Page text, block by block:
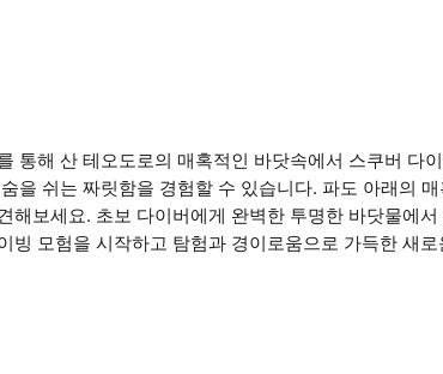
통해 산 테오도로의 매혹적인 바닷속에서 스쿠버 다
을 쉬는 짜릿함을 경험할 수 있습니다. 파도 아래의
해보세요. 초보 다이버에게 완벽한 투명한 바닷물에서
빙 모험을 시작하고 탐험과 경이로움으로 가득한 새로